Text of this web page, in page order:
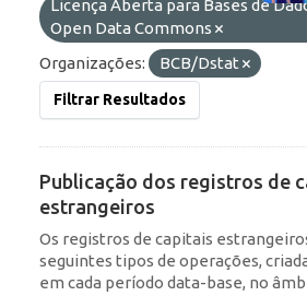
Licença Aberta para Bases de
Open Data Commons
Organizações:
BCB/Dstat
Filtrar Resultados
Publicação dos registros de
estrangeiros
Os registros de capitais
seguintes tipos de operações,
em cada período data-base, no